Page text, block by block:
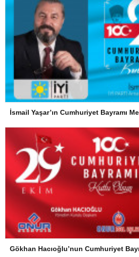
İsmail Yaşar’ın Cumhuriyet Bayramı
Gökhan Hacıoğlu’nun Cumhuriyet